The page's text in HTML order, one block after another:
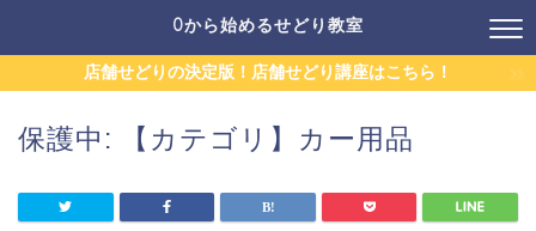
0から始めるせどり教室
店舗せどりの決定版！店舗せどり講座はこちら！
保護中: 【カテゴリ】カー用品